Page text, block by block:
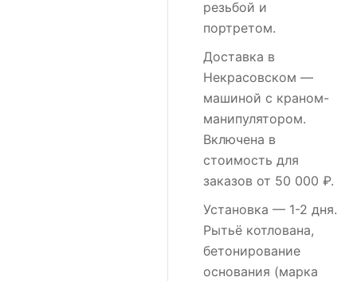
резьбой и
портретом.
Доставка в
Некрасовском —
машиной с краном-
манипулятором.
Включена в
стоимость для
заказов от 50 000 ₽.
Установка — 1-2 дня.
Рытьё котлована,
бетонирование
основания (марка